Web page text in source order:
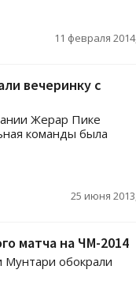
11 февраля
вечеринку с
Жерар Пике
команды была
25 июня
матча на ЧМ-2014
Мунтари обокрали